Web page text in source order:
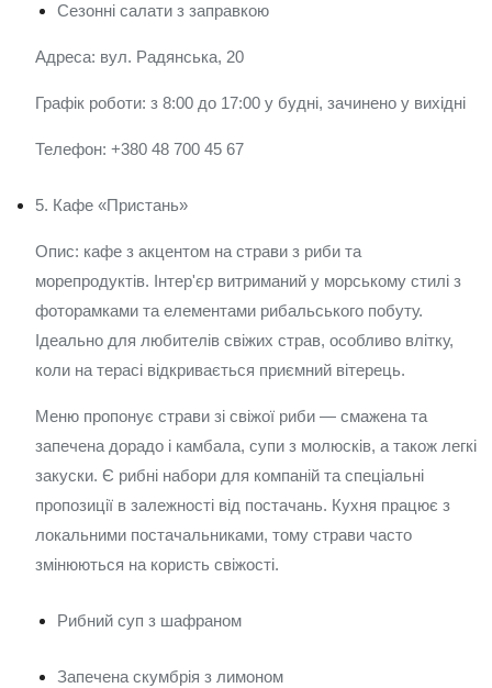
Сезонні салати з заправкою
Адреса: вул. Радянська, 20
Графік роботи: з 8:00 до 17:00 у будні, зачинено у вихідні
Телефон: +380 48 700 45 67
5. Кафе «Пристань»
Опис: кафе з акцентом на страви з риби та
морепродуктів. Інтер'єр витриманий у морському стилі з
фоторамками та елементами рибальського побуту.
Ідеально для любителів свіжих страв, особливо влітку,
коли на терасі відкривається приємний вітерець.
Меню пропонує страви зі свіжої риби — смажена та
запечена дорадо і камбала, супи з молюсків, а також легкі
закуски. Є рибні набори для компаній та спеціальні
пропозиції в залежності від постачань. Кухня працює з
локальними постачальниками, тому страви часто
змінюються на користь свіжості.
Рибний суп з шафраном
Запечена скумбрія з лимоном